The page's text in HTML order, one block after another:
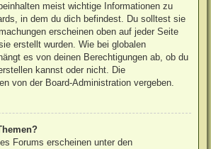
meist wichtige Informationen zu
in dem du dich befindest. Du solltest sie
erscheinen oben auf jeder Seite
erstellt wurden. Wie bei globalen
es von deinen Berechtigungen ab, ob du
kannst oder nicht. Die
von der Board-Administration vergeben.
Forums erscheinen unter den